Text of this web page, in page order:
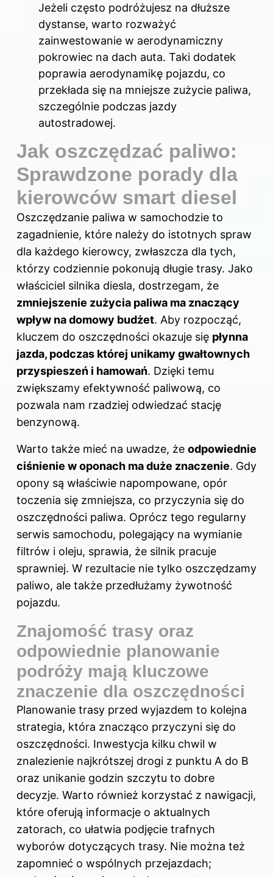
Jeżeli często podróżujesz na dłuższe
dystanse, warto rozważyć
zainwestowanie w aerodynamiczny
pokrowiec na dach auta. Taki dodatek
poprawia aerodynamikę pojazdu, co
przekłada się na mniejsze zużycie paliwa,
szczególnie podczas jazdy
autostradowej.
Jak oszczędzać paliwo:
Sprawdzone porady dla
kierowców smart diesel
Oszczędzanie paliwa w samochodzie to
zagadnienie, które należy do istotnych spraw
dla każdego kierowcy, zwłaszcza dla tych,
którzy codziennie pokonują długie trasy. Jako
właściciel silnika diesla, dostrzegam, że
zmniejszenie zużycia paliwa ma znaczący
wpływ na domowy budżet. Aby rozpocząć,
kluczem do oszczędności okazuje się płynna
jazda, podczas której unikamy gwałtownych
przyspieszeń i hamowań. Dzięki temu
zwiększamy efektywność paliwową, co
pozwala nam rzadziej odwiedzać stację
benzynową.
Warto także mieć na uwadze, że odpowiednie
ciśnienie w oponach ma duże znaczenie. Gdy
opony są właściwie napompowane, opór
toczenia się zmniejsza, co przyczynia się do
oszczędności paliwa. Oprócz tego regularny
serwis samochodu, polegający na wymianie
filtrów i oleju, sprawia, że silnik pracuje
sprawniej. W rezultacie nie tylko oszczędzamy
paliwo, ale także przedłużamy żywotność
pojazdu.
Znajomość trasy oraz
odpowiednie planowanie
podróży mają kluczowe
znaczenie dla oszczędności
Planowanie trasy przed wyjazdem to kolejna
strategia, która znacząco przyczyni się do
oszczędności. Inwestycja kilku chwil w
znalezienie najkrótszej drogi z punktu A do B
oraz unikanie godzin szczytu to dobre
decyzje. Warto również korzystać z nawigacji,
które oferują informacje o aktualnych
zatorach, co ułatwia podjęcie trafnych
wyborów dotyczących trasy. Nie można też
zapomnieć o wspólnych przejazdach;